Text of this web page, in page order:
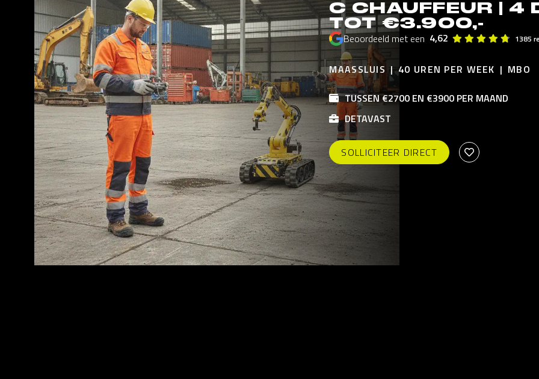
C CHAUFFEUR | 4
TOT €3.900,-
Beoordeeld met een 4,62 1385
MAASSLUIS 40 UREN PER WEEK
MBO
TUSSEN €2700 EN €3900 PER MAAND
DETAVAST
SOLLICITEER DIRECT